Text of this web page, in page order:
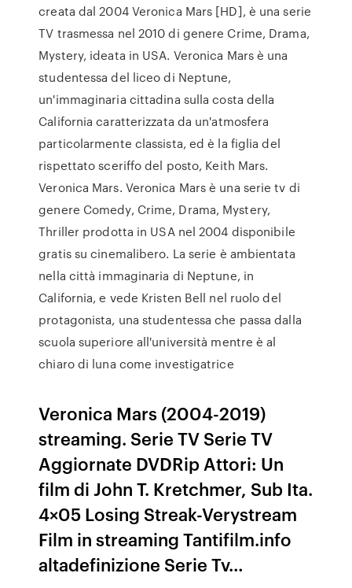
creata dal 2004 Veronica Mars [HD], è una serie
TV trasmessa nel 2010 di genere Crime, Drama,
Mystery, ideata in USA. Veronica Mars è una
studentessa del liceo di Neptune,
un'immaginaria cittadina sulla costa della
California caratterizzata da un'atmosfera
particolarmente classista, ed è la figlia del
rispettato sceriffo del posto, Keith Mars.
Veronica Mars. Veronica Mars è una serie tv di
genere Comedy, Crime, Drama, Mystery,
Thriller prodotta in USA nel 2004 disponibile
gratis su cinemalibero. La serie è ambientata
nella città immaginaria di Neptune, in
California, e vede Kristen Bell nel ruolo del
protagonista, una studentessa che passa dalla
scuola superiore all'università mentre è al
chiaro di luna come investigatrice
Veronica Mars (2004-2019)
streaming. Serie TV Serie TV
Aggiornate DVDRip Attori: Un
film di John T. Kretchmer, Sub Ita.
4×05 Losing Streak-Verystream
Film in streaming Tantifilm.info
altadefinizione Serie Tv…